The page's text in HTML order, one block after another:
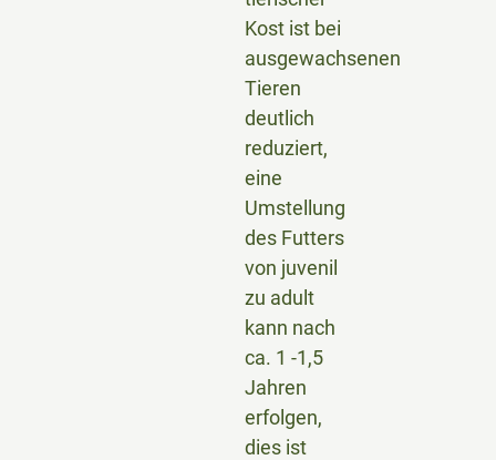
Kost ist bei
ausgewachsenen
Tieren
deutlich
reduziert,
eine
Umstellung
des Futters
von juvenil
zu adult
kann nach
ca. 1 -1,5
Jahren
erfolgen,
dies ist